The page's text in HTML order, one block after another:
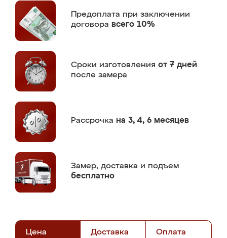
Предоплата при заключении
договора всего 10%
Сроки изготовления от 7 дней
после замера
Рассрочка на 3, 4, 6 месяцев
Замер, доставка и подъем
бесплатно
Цена Доставка Оплата